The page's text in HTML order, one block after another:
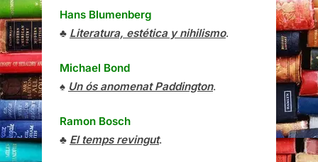
Hans Blumenberg
♣ Literatura, estética y nihilismo.
Michael Bond
♠ Un ós anomenat Paddington.
Ramon Bosch
♣ El temps revingut.